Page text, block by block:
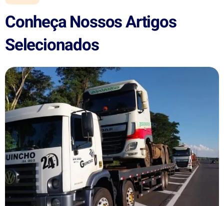
Conheça Nossos Artigos
Selecionados